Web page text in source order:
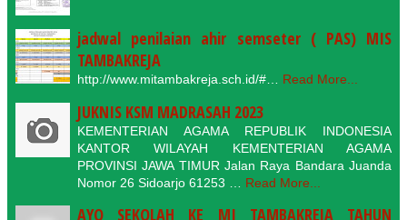
jadwal penilaian ahir semseter ( PAS) MIS
TAMBAKREJA
http://www.mitambakreja.sch.id/#… Read More...
JUKNIS KSM MADRASAH 2023
KEMENTERIAN AGAMA REPUBLIK INDONESIA
KANTOR WILAYAH KEMENTERIAN AGAMA
PROVINSI JAWA TIMUR Jalan Raya Bandara Juanda
Nomor 26 Sidoarjo 61253 …
Read More...
AYO SEKOLAH KE MI TAMBAKREJA TAHUN